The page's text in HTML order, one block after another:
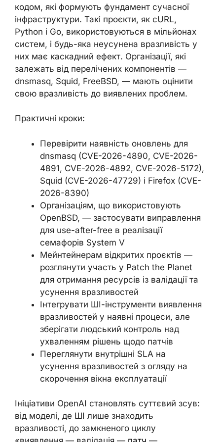
кодом, які формують фундамент сучасної
інфраструктури. Такі проєкти, як cURL,
Python і Go, використовуються в мільйонах
систем, і будь-яка неусунена вразливість у
них має каскадний ефект. Організації, які
залежать від перелічених компонентів —
dnsmasq, Squid, FreeBSD, — мають оцінити
свою вразливість до виявлених проблем.
Практичні кроки:
Перевірити наявність оновлень для
dnsmasq (CVE-2026-4890, CVE-2026-
4891, CVE-2026-4892, CVE-2026-5172),
Squid (CVE-2026-47729) і Firefox (CVE-
2026-8390)
Організаціям, що використовують
OpenBSD, — застосувати виправлення
для use-after-free в реалізації
семафорів System V
Мейнтейнерам відкритих проєктів —
розглянути участь у Patch the Planet
для отримання ресурсів із валідації та
усунення вразливостей
Інтегрувати ШІ-інструменти виявлення
вразливостей у наявні процеси, але
зберігати людський контроль над
ухваленням рішень щодо патчів
Переглянути внутрішні SLA на
усунення вразливостей з огляду на
скорочення вікна експлуатації
Ініціативи OpenAI становлять суттєвий зсув:
від моделі, де ШІ лише знаходить
вразливості, до замкненого циклу